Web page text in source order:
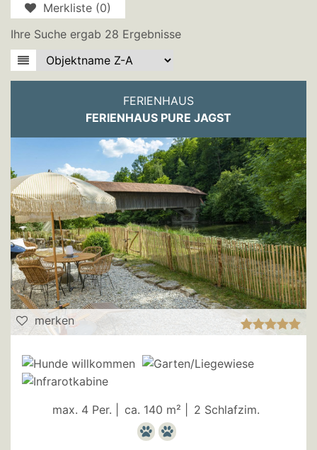
Merkliste (0)
Ihre Suche ergab 28 Ergebnisse
FERIENHAUS
FERIENHAUS PURE JAGST
merken
max. 4 Per. | ca. 140 m² | 2 Schlafzim.